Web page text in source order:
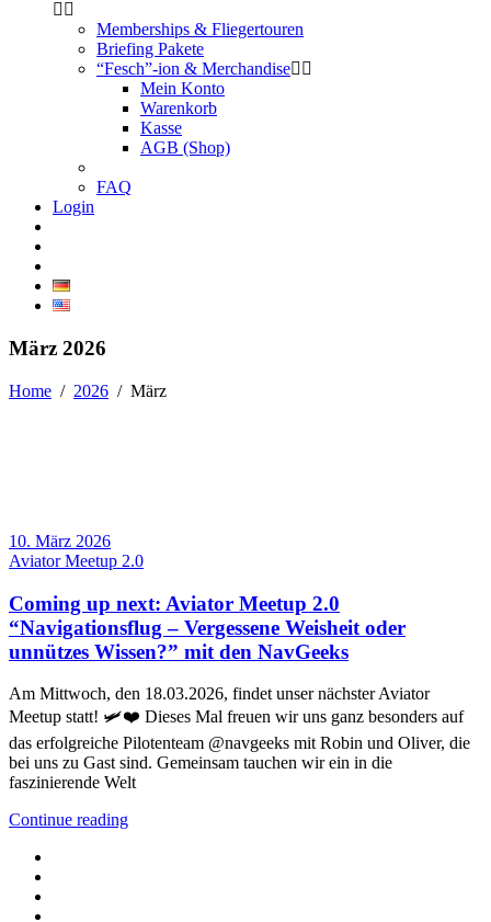
Memberships & Fliegertouren
Briefing Pakete
“Fesch”-ion & Merchandise
Mein Konto
Warenkorb
Kasse
AGB (Shop)
FAQ
Login
März 2026
Home / 2026 / März
10. März 2026
Aviator Meetup 2.0
Coming up next: Aviator Meetup 2.0
“Navigationsflug – Vergessene Weisheit oder
unnützes Wissen?” mit den NavGeeks
Am Mittwoch, den 18.03.2026, findet unser nächster Aviator
Meetup statt! 🛩️❤️ Dieses Mal freuen wir uns ganz besonders auf
das erfolgreiche Pilotenteam @navgeeks mit Robin und Oliver, die
bei uns zu Gast sind. Gemeinsam tauchen wir ein in die
faszinierende Welt
Continue reading